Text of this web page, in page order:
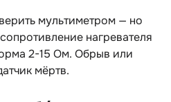
мультиметром — но
нагревателя
2-15 Ом. Обрыв или
мёртв.